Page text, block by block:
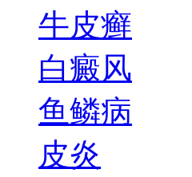
牛皮癣
白癜风
鱼鳞病
皮炎